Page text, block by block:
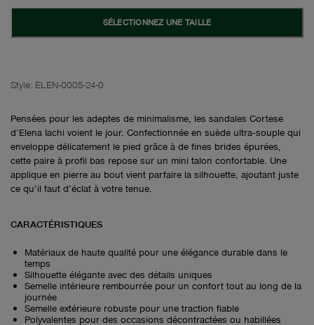
SÉLECTIONNEZ UNE TAILLE
Style: ELEN-0005-24-0
Pensées pour les adeptes de minimalisme, les sandales Cortese
d’Elena Iachi voient le jour. Confectionnée en suède ultra‑souple qui
enveloppe délicatement le pied grâce à de fines brides épurées,
cette paire à profil bas repose sur un mini talon confortable. Une
applique en pierre au bout vient parfaire la silhouette, ajoutant juste
ce qu’il faut d’éclat à votre tenue.
CARACTÉRISTIQUES
Matériaux de haute qualité pour une élégance durable dans le
temps
Silhouette élégante avec des détails uniques
Semelle intérieure rembourrée pour un confort tout au long de la
journée
Semelle extérieure robuste pour une traction fiable
Polyvalentes pour des occasions décontractées ou habillées